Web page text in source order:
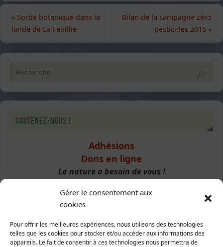
Gérer le consentement aux
cookies
Pour offrir les meilleures expériences, nous utilisons des technologies
telles que les cookies pour stocker et/ou accéder aux informations des
appareils. Le fait de consentir à ces technologies nous permettra de
«Sortie botanique dans la
lande de La Feuillie
Bilan de la campagne zéro
pesticides 2015 »
Soutenez-nous !
Adhésions
Dons en ligne
La nature a besoin de vous !
Destruction de haies